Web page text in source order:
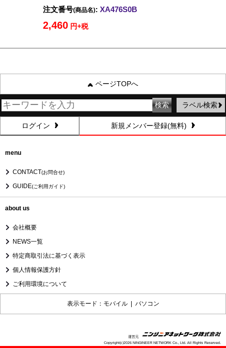
注文番号(商品名): XA476S0B
2,460 円+税
ページTOPへ
ラベル検索
ログイン 新規メンバー登録(無料)
menu
CONTACT(お問合せ)
GUIDE(ご利用ガイド)
about us
会社概要
NEWS一覧
特定商取引法に基づく表示
個人情報保護方針
ご利用環境について
表示モード：モバイル | パソコン
運営元
Copyright(c)2026 NINGINEER NETWORK Co., Ltd. All Rights Reserved.